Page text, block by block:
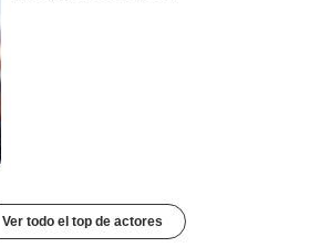
Ver todo el top de actores